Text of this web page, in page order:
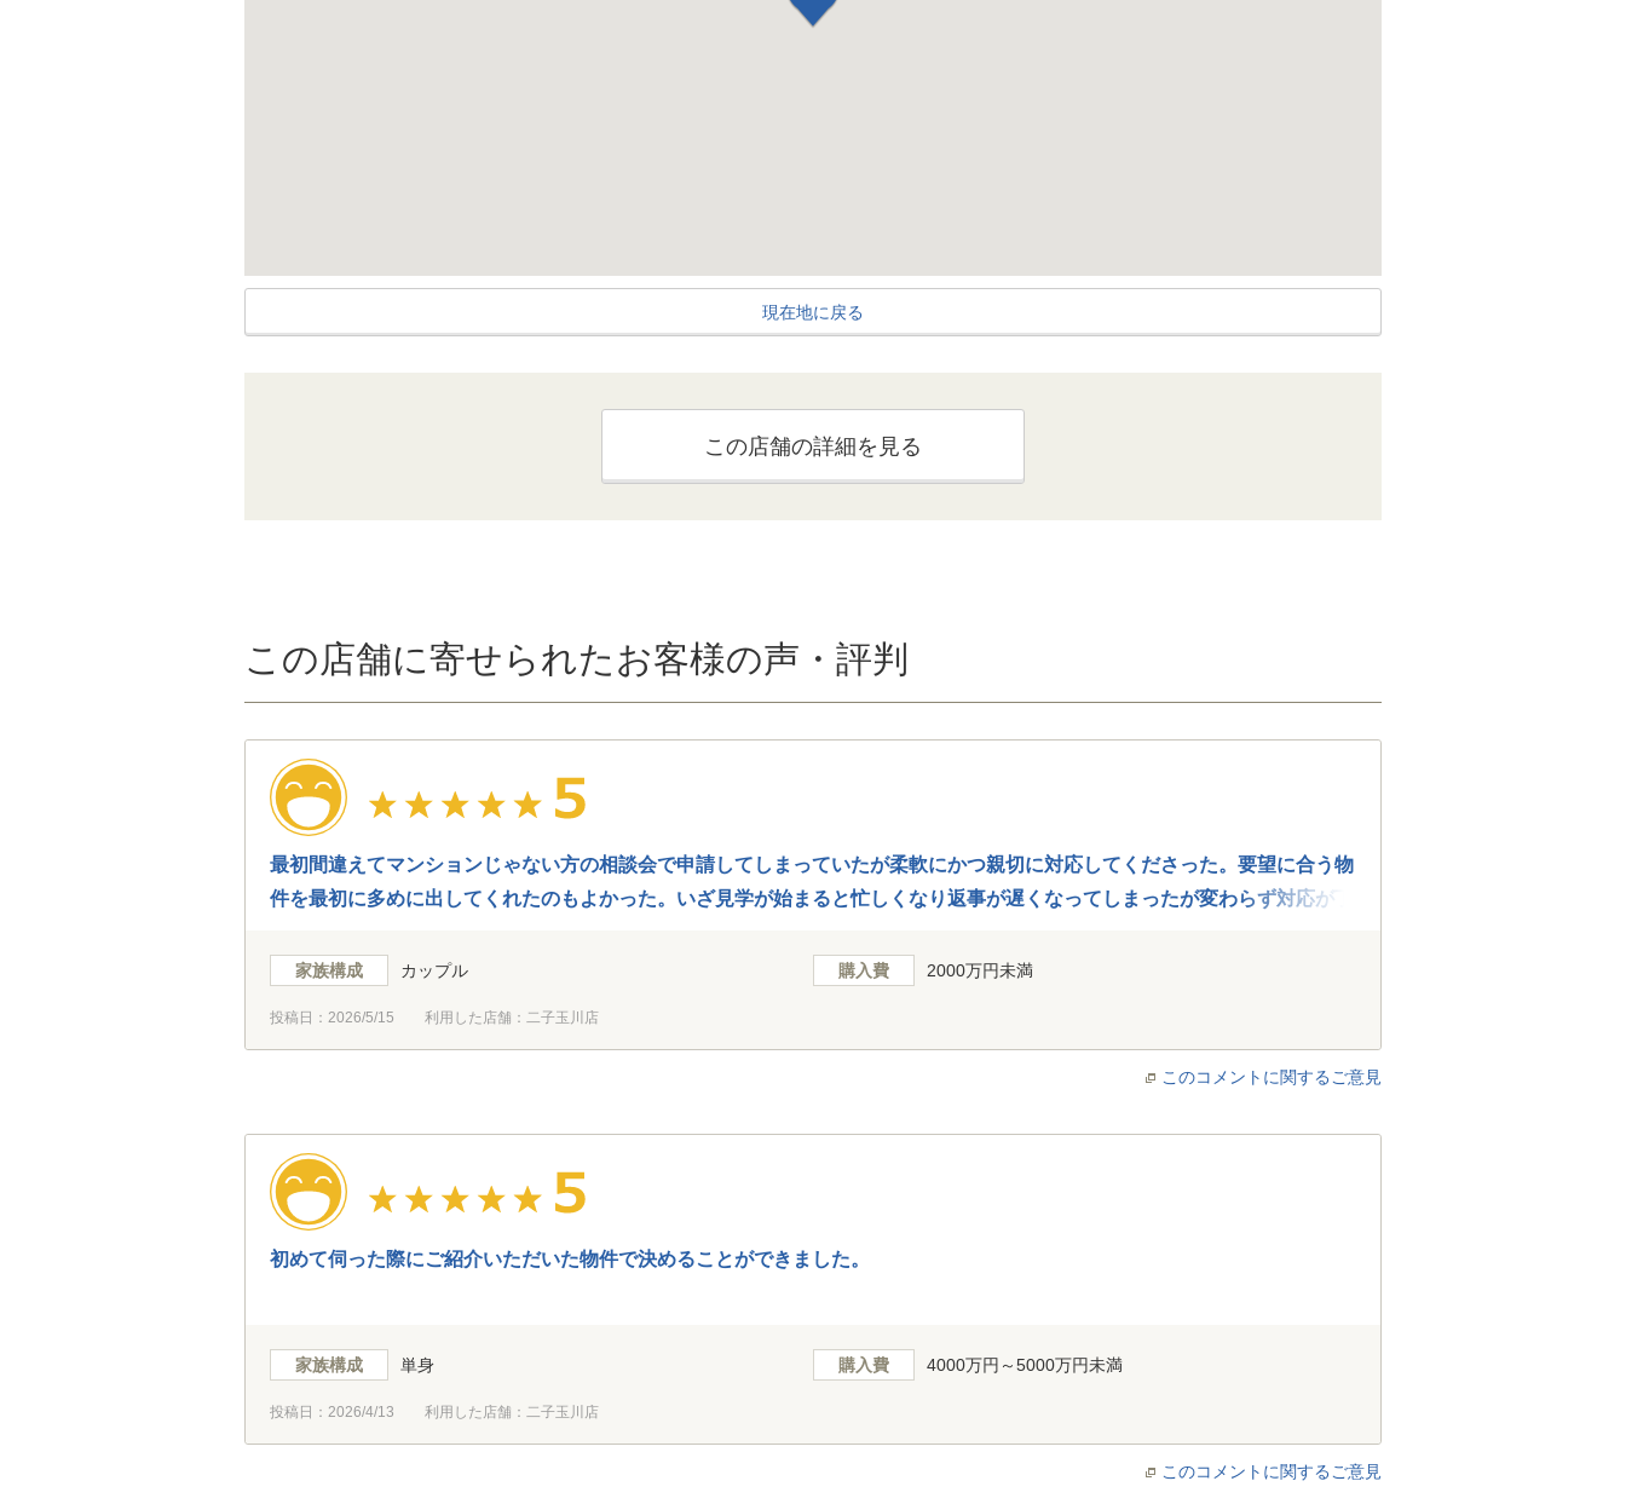
現在地に戻る
この店舗の詳細を見る
この店舗に寄せられたお客様の声・評判
最初間違えてマンションじゃない方の相談会で申請してしまっていたが柔軟にかつ親切に対応してくださった。要望に合う物
件を最初に多めに出してくれたのもよかった。いざ見学が始まると忙しくなり返事が遅くなってしまったが変わらず対応が丁
家族構成 カップル 購入費 2000万円未満
投稿日： 2026/5/15 利用した店舗：二子玉川店
このコメントに関するご意見
初めて伺った際にご紹介いただいた物件で決めることができました。
家族構成 単身 購入費 4000万円～5000万円未満
投稿日： 2026/4/13 利用した店舗：二子玉川店
このコメントに関するご意見